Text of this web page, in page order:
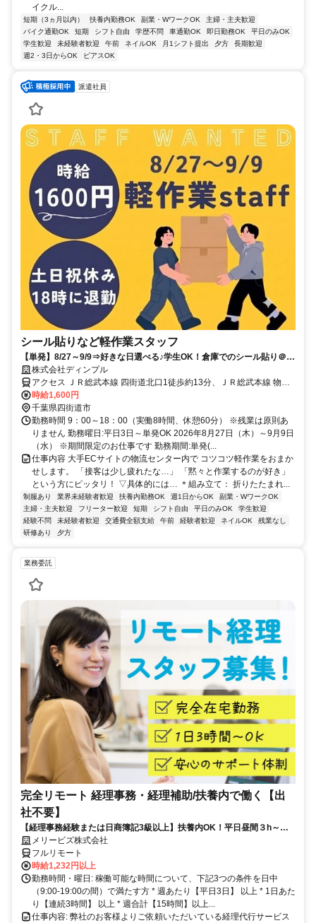
イクル...
短期（3ヵ月以内） 扶養内勤務OK 副業・WワークOK
主婦・主夫歓迎
バイク通勤OK
短期 シフト自由 学歴不問 車通勤OK 即日勤務OK
平日のみOK
学生歓迎
未経験者歓迎 午前 ネイルOK 月1シフト提出 夕方
長期歓迎
週2・3日からOK
ピアスOK
派遣社員
シール貼りなど軽作業スタッフ
【単発】8/27～9/9⇒好きな日選べる♪学生OK！倉庫でのシール貼り＠四
街道株式会社ディンプル
アクセス ＪＲ総武本線 四街道北口1徒歩約13分、ＪＲ総武本線 物井
東口徒歩約50分、ＪＲ総武本線 都賀西口徒歩約55分 JR総武本線・成
田線「四街道駅」よりバスで約11分
時給1,600円
千葉県四街道市
勤務時間 9：00～18：00（実働8時間、休憩60分） ※残業は原則あ
りません 勤務曜日:平日3日～単発OK 2026年8月27日（木）～9月9日
（水） ※期間限定のお仕事です 勤務期間:単発(...
仕事内容 大手ECサイトの物流センター内で コツコツ軽作業をおまか
せします。 「接客は少し疲れたな…」 「黙々と作業するのが好き」
という方にピッタリ！ ▽具体的には… ＊組み立て： 折りたたまれ...
制服あり 業界未経験者歓迎 扶養内勤務OK 週1日からOK
副業・WワークOK
主婦・主夫歓迎
フリーター歓迎 短期 シフト自由 平日のみOK
学生歓迎
経験不問
未経験者歓迎 交通費全額支給 午前 経験者歓迎 ネイルOK
残業なし
研修あり
夕方
業務委託
完全リモート 経理事務・経理補助/扶養内で働く【出
社不要】
【経理事務経験または日商簿記3級以上】扶養内OK！平日昼間３h～。
完全在宅で育児・介護中の方も大歓迎♪
メリービズ株式会社
フルリモート
時給1,232円以上
勤務時間・曜日: 稼働可能な時間について、下記3つの条件を日中
（9:00-19:00の間）で満たす方 * 週あたり【平日3日】 以上 * 1日あた
り【連続3時間】 以上 * 週合計【15時間】以上...
仕事内容: 弊社のお客様よりご依頼いただいている経理代行サービス